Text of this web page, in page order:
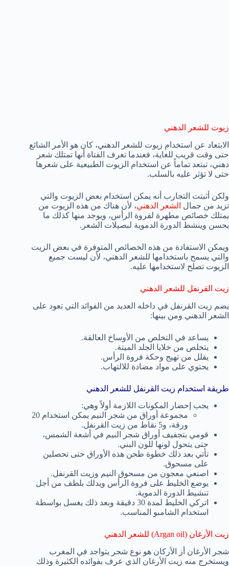
زيوت للشعر الدهني
الابتعاد عن استخدام زيوت للشعر الدهني، كان هو الأمر الشائع
حتى وقت قريب للغاية، فعندما تعرف الفتاة أنها تمتلك شعر
دهني، تبتعد تماماً عن استخدام الزيوت الطبيعية على شعرها
حتى لا تؤثر عليه بالسلب.
ولكن أثبتت التجارب أنه يمكن استخدام بعض الزيوت والتي
تزيد من جمال الشعر الدهني، لأن هناك من هذه الزيوت من
يمتلك خصائص مطهرة لفروة الرأس، ويوجد منها كذلك ما
يحسن وينشط الدورة الدموية لبصيلات الشعر.
ويمكن الاستفادة من هذه الخصائص المتوفرة في بعض الزيت
والتي يسمح باستخدامها للشعر الدهني، لأن ليست جميع
الزيوت تصلح لاستخدامها عليه.
زيت القرنفل للشعر الدهني
يضم زيت القرنفل في داخله العديد من الفوائد التي تعود على
الشعر الدهني ومن بينها:
يساعد في التخلص من الأوساخ العالقة.
يتخلص من خلايا الجلد الميتة.
يقلل من تهيج وحكة فروة الرأس.
يحتوي على مواد مضادة للالتهاب.
طريقة استخدام زيت القرنفل للشعر الدهني
يجب إحضار المكونات اللازمة أولاً وهي:
مجموعة أوراق من شجر النيم يمكن استخدام 20
ورقة، و5 نقاط من زيت القرنفل.
قومي بتجفيف أوراق شجر النيم في أشعة الشمس،
حتى يتحول لونها للون البني.
تأتي بعد ذلك خطوة طحن هذه الأوراق حتى تحصلين
على مسحوق.
اصنعي معجون من مسحوق النيم وزيت القرنفل.
يوضع الخليط على فروة الرأس ويدلك بلطف من أجل
تنشيط الدورة الدموية.
اتركي الخليط لمدة 30 دقيقة وبعد ذلك يغسل بواسطة
استخدام الشامبو المناسب.
زيت الأرغان (Argan oil) للشعر الدهني
شجر الأرغان أز الأركان هو نوع شجر يتواجد في المغرب
ويستخرج منه زيت الأرغان الذي عرف بفوائده الكثيرة وذلك